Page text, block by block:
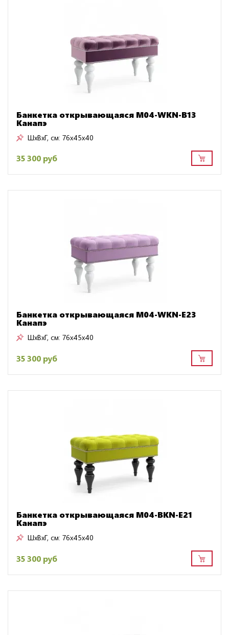
Банкетка открывающаяся M04-WKN-B13
Канапэ
ШxВxГ, см: 76x45x40
35 300 руб
Банкетка открывающаяся M04-WKN-E23
Канапэ
ШxВxГ, см: 76x45x40
35 300 руб
Банкетка открывающаяся M04-BKN-E21
Канапэ
ШxВxГ, см: 76x45x40
35 300 руб